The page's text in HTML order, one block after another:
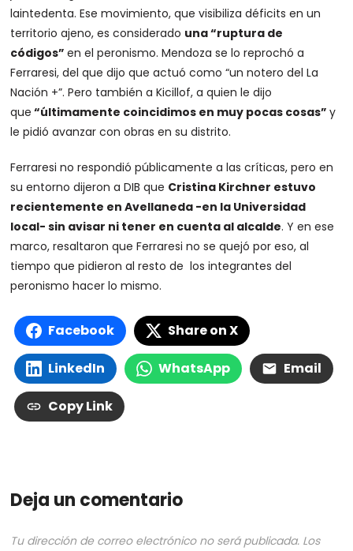
laintedenta. Ese movimiento, que visibiliza déficits en un
territorio ajeno, es considerado una “ruptura de
códigos”en el peronismo. Mendoza se lo reprochó a
Ferraresi, del que dijo que actuó como “un notero del La
Nación +”. Pero también a Kicillof, a quien le dijo
que “últimamente coincidimos en muy pocas cosas”y
le pidió avanzar con obras en su distrito.
Ferraresi no respondió públicamente a las críticas, pero en
su entorno dijeron a DIB que Cristina Kirchner estuvo
recientemente en Avellaneda -en la Universidad
local- sin avisar ni tener en cuenta al alcalde. Y en ese
marco, resaltaron que Ferraresi no se quejó por eso, al
tiempo que pidieron al resto de los integrantes del
peronismo hacer lo mismo.
Facebook Share on X
LinkedIn WhatsApp Email
Copy Link
Deja un comentario
Tu dirección de correo electrónico no será publicada. Los